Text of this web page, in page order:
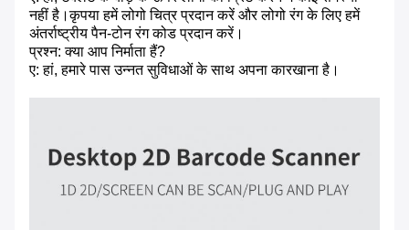
नहीं है।कृपया हमें लोगो चित्र प्रदान करें और लोगो रंग के लिए हमें
अंतर्राष्ट्रीय पैन-टोन रंग कोड प्रदान करें।
प्रश्न: क्या आप निर्माता हैं?
ए: हां, हमारे पास उन्नत सुविधाओं के साथ अपना कारखाना है।